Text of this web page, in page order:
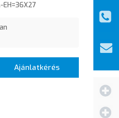
EH=36X27
Ajánlatkérés